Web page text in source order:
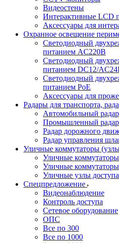
Видеостены
Интерактивные LCD
Аксессуары для
Охранное освещение
Светодиодный
питанием AC220В
Светодиодный
питанием DC12/
Светодиодный
питанием PoE
Аксессуары для
Радары для транспорта,
Автомобильный радар
Промышленный радар
Радар дорожного
Радар управления
Уличные коммутаторы
Уличные
Уличные
Уличные узлы
Спецпредложение
Видеонаблюдение
Контроль доступа
Сетевое оборудование
ОПС
Все по 300
Все по 1000